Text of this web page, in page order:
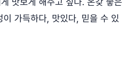
가득하다, 맛있다, 믿을 수 있